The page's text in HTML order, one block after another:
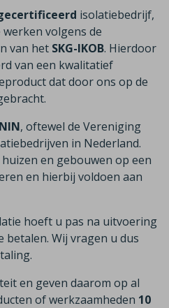
isolatiebedrijf,
volgens de
van het SKG-IKOB. Hierdoor
van een kwalitatief
dat door ons op de
, oftewel de Vereniging
in Nederland.
en gebouwen op een
en hierbij voldoen aan
hoeft u pas na uitvoering
betalen. Wij vragen u dus
en geven daarom op al
of werkzaamheden 10